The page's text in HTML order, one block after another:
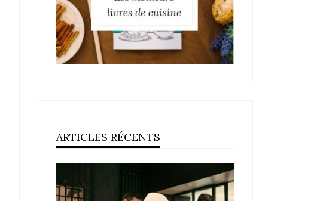
ARTICLES RÉCENTS